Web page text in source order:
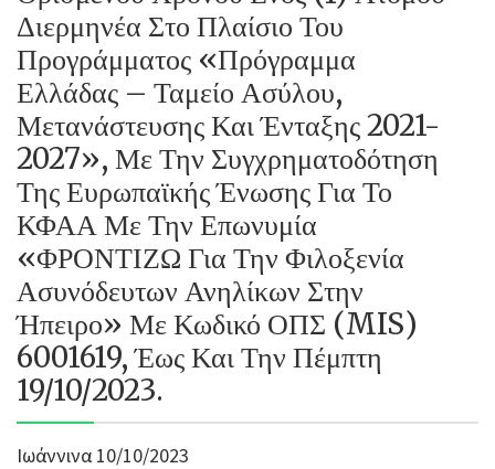
Διερμηνέα Στο Πλαίσιο Του
Προγράμματος «Πρόγραμμα
Ελλάδας – Ταμείο Ασύλου,
Μετανάστευσης Και Ένταξης 2021-
2027», Με Την Συγχρηματοδότηση
Της Ευρωπαϊκής Ένωσης Για Το
ΚΦΑΑ Με Την Επωνυμία
«ΦΡΟΝΤΙΖΩ Για Την Φιλοξενία
Ασυνόδευτων Ανηλίκων Στην
Ήπειρο» Με Κωδικό ΟΠΣ (MIS)
6001619, Έως Και Την Πέμπτη
19/10/2023.
Ιωάννινα 10/10/2023